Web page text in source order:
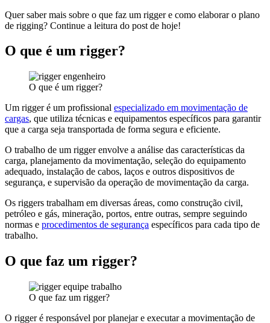
Quer saber mais sobre o que faz um rigger e como elaborar o plano
de rigging? Continue a leitura do post de hoje!
O que é um rigger?
O que é um rigger?
Um rigger é um profissional especializado em movimentação de
cargas, que utiliza técnicas e equipamentos específicos para garantir
que a carga seja transportada de forma segura e eficiente.
O trabalho de um rigger envolve a análise das características da
carga, planejamento da movimentação, seleção do equipamento
adequado, instalação de cabos, laços e outros dispositivos de
segurança, e supervisão da operação de movimentação da carga.
Os riggers trabalham em diversas áreas, como construção civil,
petróleo e gás, mineração, portos, entre outras, sempre seguindo
normas e procedimentos de segurança específicos para cada tipo de
trabalho.
O que faz um rigger?
O que faz um rigger?
O rigger é responsável por planejar e executar a movimentação de